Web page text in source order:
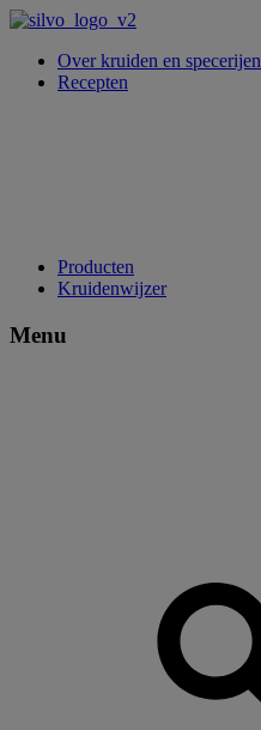
Over kruiden en specerijen
Recepten
Producten
Kruidenwijzer
Menu